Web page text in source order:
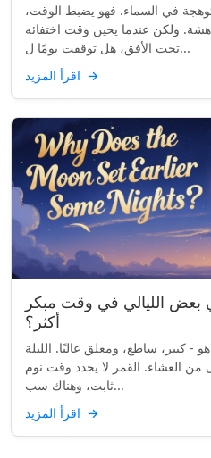
في السماء. فهو يضبط الوقت،
ولكن عندما يحين وقت اختفائه
تحت الأفق، هل توقفت يومًا ل...
→
بعض الليالي في وقت مبكر
أكثر؟
- كبير، ساطع، ومعلق عاليًا. الليلة
من العشاء. القمر لا يحدد وقت نوم
ثابت، وهناك سب...
→